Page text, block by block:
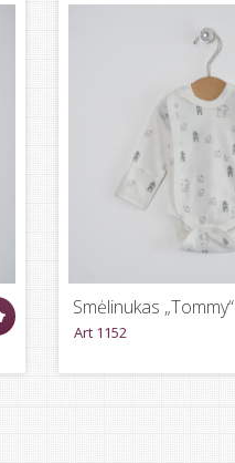
Smėlinukas „Tommy“
Art 1152